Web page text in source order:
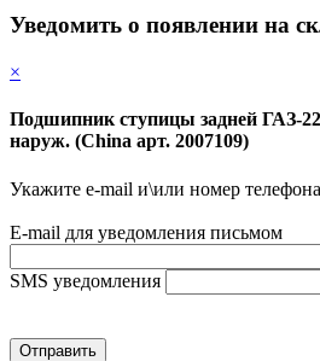
Уведомить о появлении на
×
Подшипник ступицы задней ГАЗ-
наруж. (China арт. 2007109)
Укажите e-mail и\или номер
E-mail для уведомления письмом
SMS уведомления
Отправить